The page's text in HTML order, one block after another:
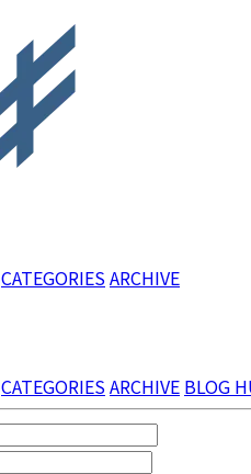
CATEGORIESARCHIVE
CATEGORIESARCHIVE BLOG